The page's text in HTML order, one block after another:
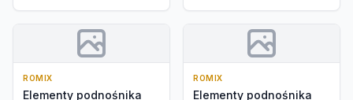
ROMIX
Elementy podnośnika
ROMIX
Elementy podnośnika